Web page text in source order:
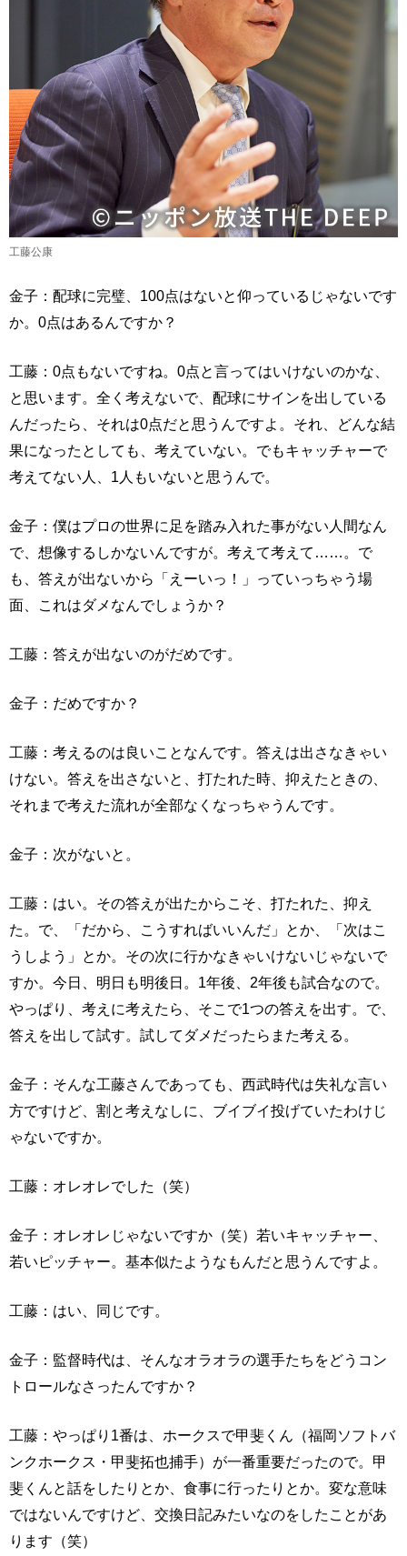
工藤公康
金子：配球に完璧、100点はないと仰っているじゃないです
か。0点はあるんですか？
工藤：0点もないですね。0点と言ってはいけないのかな、
と思います。全く考えないで、配球にサインを出している
んだったら、それは0点だと思うんですよ。それ、どんな結
果になったとしても、考えていない。でもキャッチャーで
考えてない人、1人もいないと思うんで。
金子：僕はプロの世界に足を踏み入れた事がない人間なん
で、想像するしかないんですが。考えて考えて……。で
も、答えが出ないから「えーいっ！」っていっちゃう場
面、これはダメなんでしょうか？
工藤：答えが出ないのがだめです。
金子：だめですか？
工藤：考えるのは良いことなんです。答えは出さなきゃい
けない。答えを出さないと、打たれた時、抑えたときの、
それまで考えた流れが全部なくなっちゃうんです。
金子：次がないと。
工藤：はい。その答えが出たからこそ、打たれた、抑え
た。で、「だから、こうすればいいんだ」とか、「次はこ
うしよう」とか。その次に行かなきゃいけないじゃないで
すか。今日、明日も明後日。1年後、2年後も試合なので。
やっぱり、考えに考えたら、そこで1つの答えを出す。で、
答えを出して試す。試してダメだったらまた考える。
金子：そんな工藤さんであっても、西武時代は失礼な言い
方ですけど、割と考えなしに、ブイブイ投げていたわけじ
ゃないですか。
工藤：オレオレでした（笑）
金子：オレオレじゃないですか（笑）若いキャッチャー、
若いピッチャー。基本似たようなもんだと思うんですよ。
工藤：はい、同じです。
金子：監督時代は、そんなオラオラの選手たちをどうコン
トロールなさったんですか？
工藤：やっぱり1番は、ホークスで甲斐くん（福岡ソフトバ
ンクホークス・甲斐拓也捕手）が一番重要だったので。甲
斐くんと話をしたりとか、食事に行ったりとか。変な意味
ではないんですけど、交換日記みたいなのをしたことがあ
ります（笑）